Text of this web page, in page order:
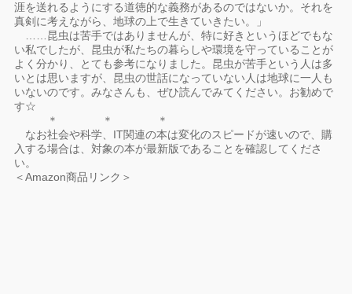
涯を送れるようにする道徳的な義務があるのではないか。それを
真剣に考えながら、地球の上で生きていきたい。」
……昆虫は苦手ではありませんが、特に好きというほどでもな
い私でしたが、昆虫が私たちの暮らしや環境を守っていることが
よく分かり、とても参考になりました。昆虫が苦手という人は多
いとは思いますが、昆虫の世話になっていない人は地球に一人も
いないのです。みなさんも、ぜひ読んでみてください。お勧めで
す☆
＊ ＊ ＊
なお社会や科学、IT関連の本は変化のスピードが速いので、購
入する場合は、対象の本が最新版であることを確認してくださ
い。
＜Amazon商品リンク＞